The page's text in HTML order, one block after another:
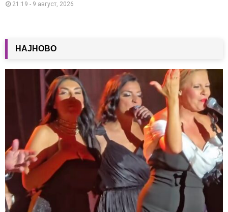
21:19 - 9 август, 2026
НАЈНОВО